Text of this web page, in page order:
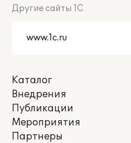
Другие сайты 1С
Каталог
Внедрения
Публикации
Мероприятия
Партнеры